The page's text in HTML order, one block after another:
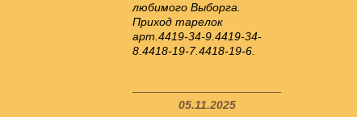
любимого Выборга.
Приход тарелок
арт.4419-34-9.4419-34-
8.4418-19-7.4418-19-6.
05.11.2025